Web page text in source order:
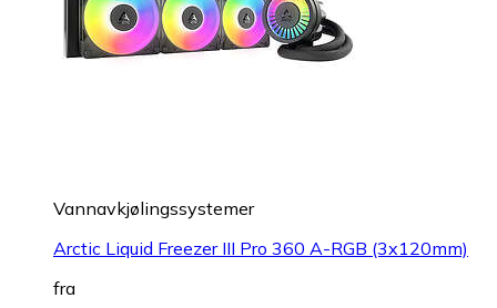
Vannavkjølingssystemer
Arctic Liquid Freezer III Pro 360 A-RGB (3x120mm)
fra